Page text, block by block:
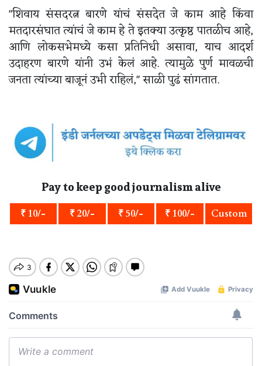
"शिवाय संसदरत्न बारणे यांचं संसदेत जे काम आहे किंवा
मतदारसंघात त्यांचं जे काम हे ते इतक्या उत्कृष्ठ पातळीच आहे,
आणि लोकसभेमध्ये कसा प्रतिनिधी असावा, याच आदर्श
उदाहरण बारणे यांनी उभं केलं आहे. त्यामुळे पुर्ण मावळची
जनता त्यांच्या बाजूनं उभी राहिलं," साळी पुढं सांगतात.
Pay to keep good journalism alive
₹ 10/- ₹ 20/- ₹ 50/- ₹ 100/- Custom